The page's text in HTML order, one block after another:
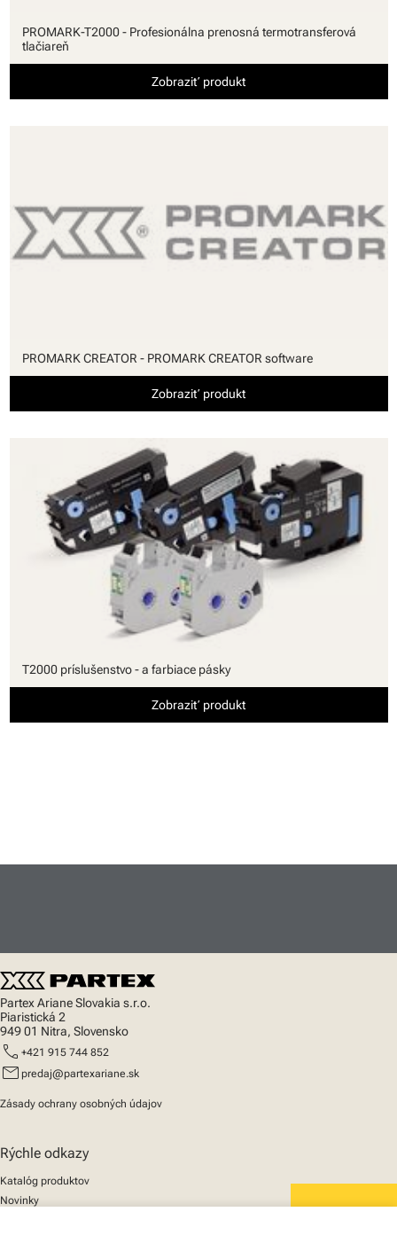
PROMARK-T2000 - Profesionálna prenosná termotransferová
tlačiareň
Zobraziť produkt
PROMARK CREATOR - PROMARK CREATOR software
Zobraziť produkt
T2000 príslušenstvo - a farbiace pásky
Zobraziť produkt
Partex Ariane Slovakia s.r.o.
Piaristická 2
949 01 Nitra, Slovensko
call +421 915 744 852
mail predaj@partexariane.sk
Zásady ochrany osobných údajov
Rýchle odkazy
Katalóg produktov
Novinky